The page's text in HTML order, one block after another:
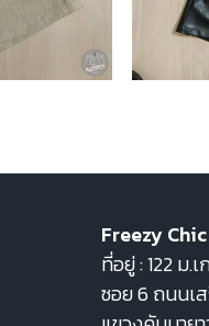
Freezy
ที่อยู่ : 122 ม.
ซอย 6 ถนนเ